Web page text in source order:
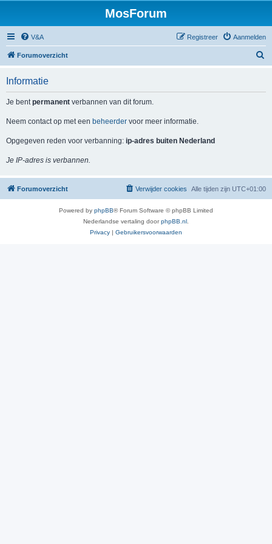
MosForum
V&A Aanmelden
Registreer
Forumoverzicht
Informatie
Je bentpermanent verbannen van dit forum.
Neem contact op met een beheerder voor meer informatie.
Opgegeven reden voor verbanning: ip-adres buiten Nederland
Je IP-adres is verbannen.
Forumoverzicht Alle tijden zijn UTC+01:00
Verwijder cookies
Powered by phpBB® Forum Software © phpBB Limited
Nederlandse vertaling doorphpBB.nl
Privacy | Gebruikersvoorwaarden